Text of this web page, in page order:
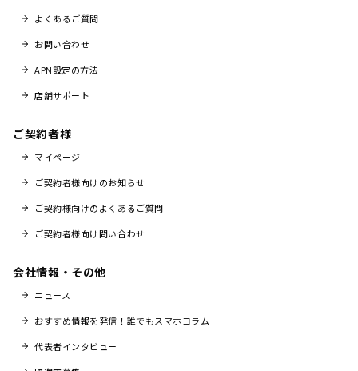
よくあるご質問
お問い合わせ
APN設定の方法
店舗サポート
ご契約者様
マイページ
ご契約者様向けのお知らせ
ご契約様向けのよくあるご質問
ご契約者様向け問い合わせ
会社情報・その他
ニュース
おすすめ情報を発信！誰でもスマホコラム
代表者インタビュー